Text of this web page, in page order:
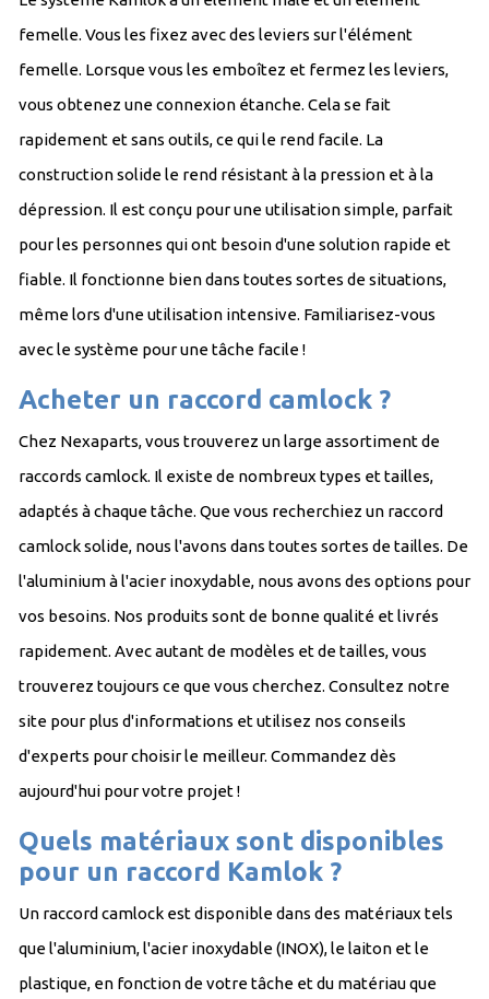
femelle. Vous les fixez avec des leviers sur l'élément
femelle. Lorsque vous les emboîtez et fermez les leviers,
vous obtenez une connexion étanche. Cela se fait
rapidement et sans outils, ce qui le rend facile. La
construction solide le rend résistant à la pression et à la
dépression. Il est conçu pour une utilisation simple, parfait
pour les personnes qui ont besoin d'une solution rapide et
fiable. Il fonctionne bien dans toutes sortes de situations,
même lors d'une utilisation intensive. Familiarisez-vous
avec le système pour une tâche facile !
Acheter un raccord camlock ?
Chez Nexaparts, vous trouverez un large assortiment de
raccords camlock. Il existe de nombreux types et tailles,
adaptés à chaque tâche. Que vous recherchiez un raccord
camlock solide, nous l'avons dans toutes sortes de tailles. De
l'aluminium à l'acier inoxydable, nous avons des options pour
vos besoins. Nos produits sont de bonne qualité et livrés
rapidement. Avec autant de modèles et de tailles, vous
trouverez toujours ce que vous cherchez. Consultez notre
site pour plus d'informations et utilisez nos conseils
d'experts pour choisir le meilleur. Commandez dès
aujourd'hui pour votre projet !
Quels matériaux sont disponibles
pour un raccord Kamlok ?
Un raccord camlock est disponible dans des matériaux tels
que l'aluminium, l'acier inoxydable (INOX), le laiton et le
plastique, en fonction de votre tâche et du matériau que